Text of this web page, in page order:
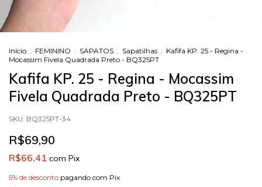
Início . FEMININO . SAPATOS . Sapatilhas . Kafifa KP. 25 - Regina -
Mocassim Fivela Quadrada Preto - BQ325PT
Kafifa KP. 25 - Regina - Mocassim
Fivela Quadrada Preto - BQ325PT
SKU: BQ325PT-34
R$69,90
R$66,41 com Pix
5% de desconto pagando com Pix